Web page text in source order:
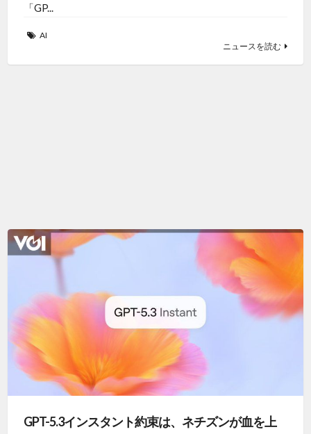
「GP...
AI
ニュースを読む
GPT-5.3インスタント約束は、ネチズンが血を上